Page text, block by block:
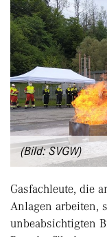
(Bild: SVGW)
Gasfachleute, die
Anlagen arbeiten,
unbeabsichtigten